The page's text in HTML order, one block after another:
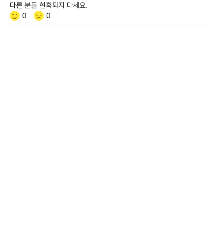
다른 분들 현혹되지 마세요.
Like/Dislike
공
0
비
0